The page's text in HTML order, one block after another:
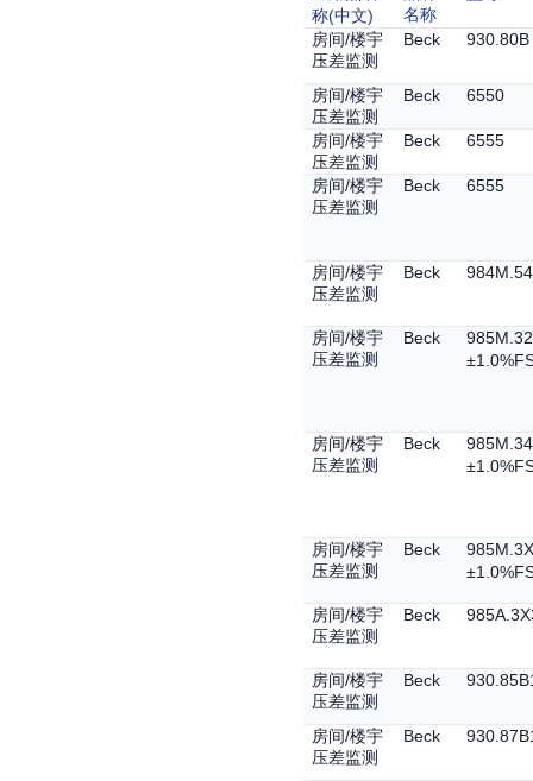
称(中文)
名称
房间/楼宇
压差监测
Beck
房间/楼宇
压差监测
Beck 6550
房间/楼宇
压差监测
Beck 6555
房间/楼宇
压差监测
Beck 6555
房间/楼宇
压差监测
Beck
房间/楼宇
压差监测
Beck
房间/楼宇
压差监测
Beck
房间/楼宇
压差监测
Beck
房间/楼宇
压差监测
Beck
房间/楼宇
压差监测
Beck
房间/楼宇
压差监测
Beck